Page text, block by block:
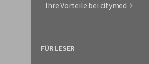
Ihre Vorteile bei citymed
FÜR LESER